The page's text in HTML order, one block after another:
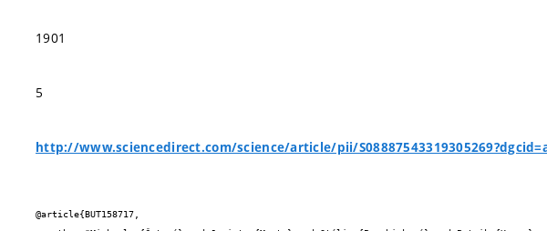
1901
5
http://www.sciencedirect.com/science/article/pii/
@article{BUT158717,